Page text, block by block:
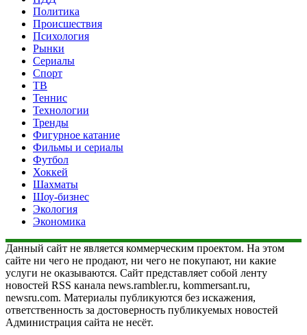
Политика
Происшествия
Психология
Рынки
Сериалы
Спорт
ТВ
Теннис
Технологии
Тренды
Фигурное катание
Фильмы и сериалы
Футбол
Хоккей
Шахматы
Шоу-бизнес
Экология
Экономика
Данный сайт не является коммерческим проектом. На этом
сайте ни чего не продают, ни чего не покупают, ни какие
услуги не оказываются. Сайт представляет собой ленту
новостей RSS канала news.rambler.ru, kommersant.ru,
newsru.com. Материалы публикуются без искажения,
ответственность за достоверность публикуемых новостей
Администрация сайта не несёт.